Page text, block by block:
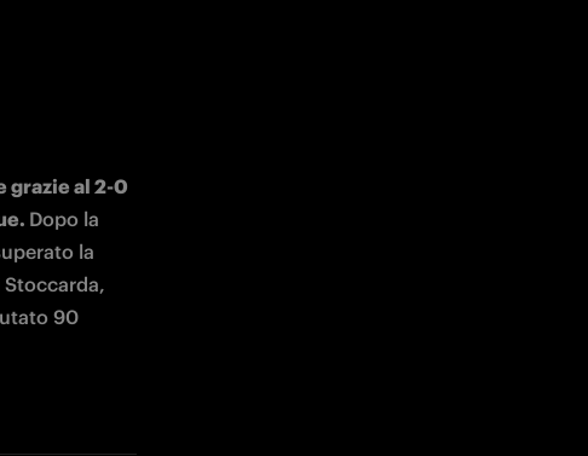
grazie al 2-0
Dopo la
la
90